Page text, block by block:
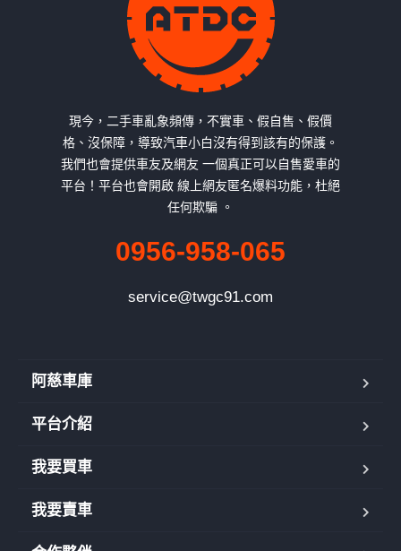
現今，二手車亂象頻傳，不實車、假自售、假價
格、沒保障，導致汽車小白沒有得到該有的保護。
我們也會提供車友及網友 一個真正可以自售愛車的
平台！平台也會開啟 線上網友匿名爆料功能，杜絕
任何欺騙 。
0956-958-065
service@twgc91.com
阿慈車庫
平台介紹
我要買車
我要賣車